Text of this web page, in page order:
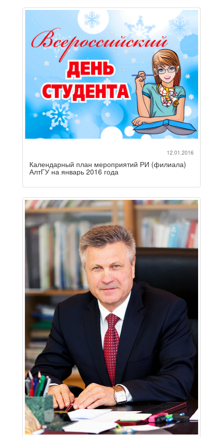
12.01.2016
Календарный план мероприятий РИ (филиала)
АлтГУ на январь 2016 года